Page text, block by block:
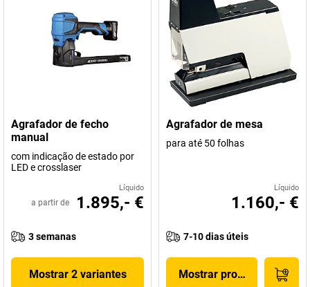
Agrafador de fecho
manual
com indicação de estado por
LED e crosslaser
Líquido
a partir de 1.895,- €
3 semanas
Mostrar 2 variantes
Agrafador de mesa
para até 50 folhas
Líquido
1.160,- €
7-10 dias úteis
Mostrar produto